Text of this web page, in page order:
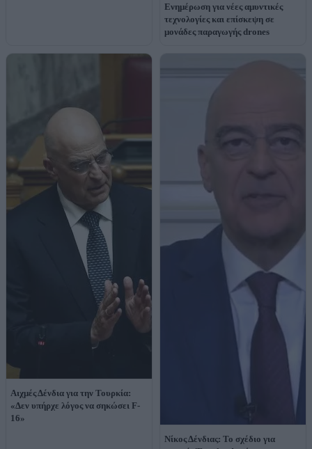
Ενημέρωση για νέες αμυντικές
τεχνολογίες και επίσκεψη σε
μονάδες παραγωγής drones
Αιχμές Δένδια για την Τουρκία:
«Δεν υπήρχε λόγος να σηκώσει F-
16»
Νίκος Δένδιας: Το σχέδιο για